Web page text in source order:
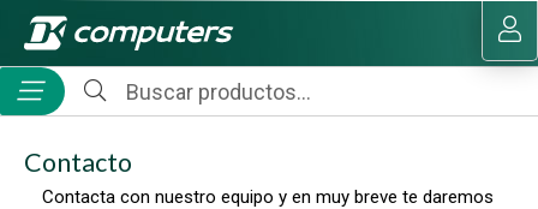
MI COMPRA
Contacto
Contacta con nuestro equipo y en muy breve te daremos